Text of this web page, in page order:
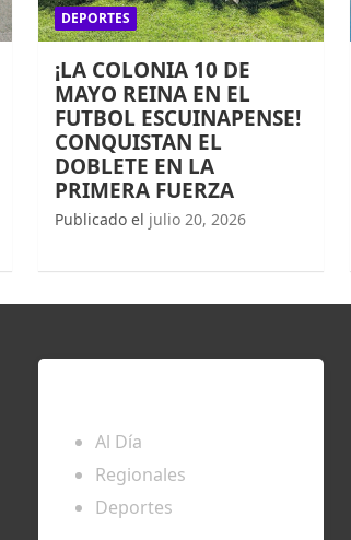
DEPORTES
¡LA COLONIA 10 DE
MAYO REINA EN EL
FUTBOL ESCUINAPENSE!
CONQUISTAN EL
DOBLETE EN LA
PRIMERA FUERZA
Publicado el julio 20, 2026
Al Día
Regionales
Deportes